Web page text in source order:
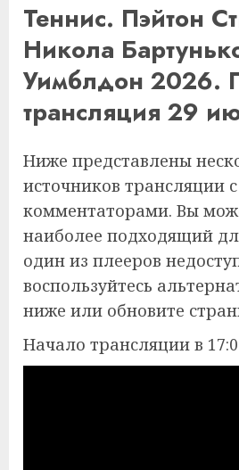
Теннис. Пэйтон
Никола
Уимблдон 2026.
трансляция 29
Ниже представлены
источников трансляции
комментаторами. Вы
наиболее подходящий
один из плееров
воспользуйтесь
ниже или обновите
Начало трансляции в